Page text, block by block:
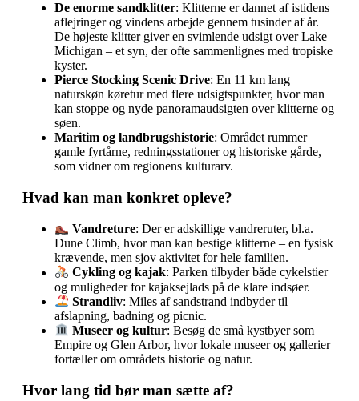
De enorme sandklitter: Klitterne er dannet af istidens
aflejringer og vindens arbejde gennem tusinder af år.
De højeste klitter giver en svimlende udsigt over Lake
Michigan – et syn, der ofte sammenlignes med tropiske
kyster.
Pierce Stocking Scenic Drive: En 11 km lang
naturskøn køretur med flere udsigtspunkter, hvor man
kan stoppe og nyde panoramaudsigten over klitterne og
søen.
Maritim og landbrugshistorie: Området rummer
gamle fyrtårne, redningsstationer og historiske gårde,
som vidner om regionens kulturarv.
Hvad kan man konkret opleve?
Vandreture: Der er adskillige vandreruter, bl.a.
Dune Climb, hvor man kan bestige klitterne – en fysisk
krævende, men sjov aktivitet for hele familien.
Cykling og kajak: Parken tilbyder både cykelstier
og muligheder for kajaksejlads på de klare indsøer.
Strandliv: Miles af sandstrand indbyder til
afslapning, badning og picnic.
Museer og kultur: Besøg de små kystbyer som
Empire og Glen Arbor, hvor lokale museer og gallerier
fortæller om områdets historie og natur.
Hvor lang tid bør man sætte af?